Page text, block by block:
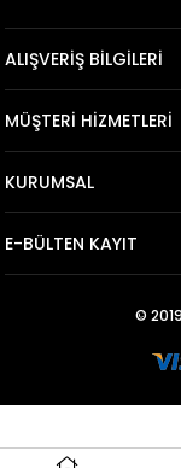
ALIŞVERİŞ BİLGİLERİ
MÜŞTERİ HİZMETLERİ
KURUMSAL
E-BÜLTEN KAYIT
©